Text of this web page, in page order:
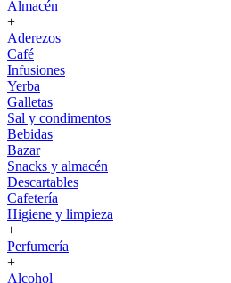
Almacén
+
Aderezos
Café
Infusiones
Yerba
Galletas
Sal y condimentos
Bebidas
Bazar
Snacks y almacén
Descartables
Cafetería
Higiene y limpieza
+
Perfumería
+
Alcohol